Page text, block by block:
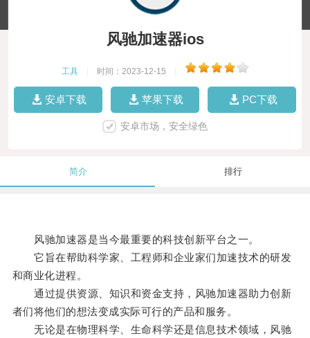
风驰加速器ios
工具 时间：2023-12-15
安卓下载 苹果下载 PC下载
安卓市场，安全绿色
简介 排行
风驰加速器是当今最重要的科技创新平台之一。
它旨在帮助科学家、工程师和企业家们加速技术的研发
和商业化进程。
通过提供资源、知识和资金支持，风驰加速器助力创新
者们将他们的想法变成实际可行的产品和服务。
无论是在物理科学、生命科学还是信息技术领域，风驰